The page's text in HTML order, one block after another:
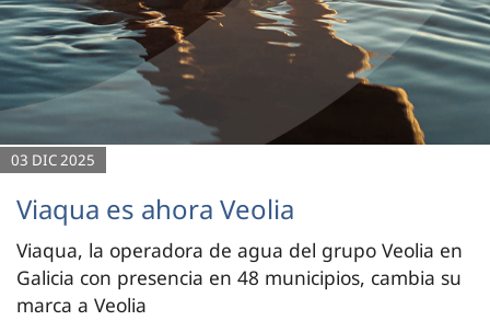
03 DIC 2025
Viaqua es ahora Veolia
Viaqua, la operadora de agua del grupo Veolia en
Galicia con presencia en 48 municipios, cambia su
marca a Veolia